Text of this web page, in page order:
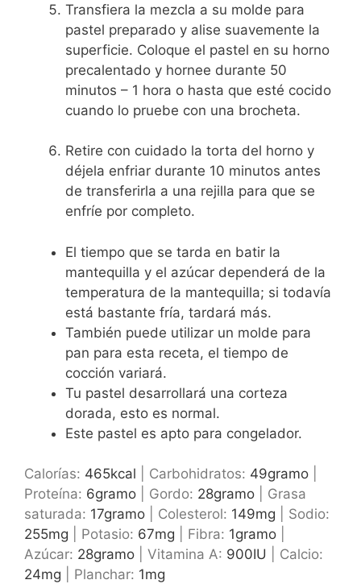
Transfiera la mezcla a su molde para
pastel preparado y alise suavemente la
superficie. Coloque el pastel en su horno
precalentado y hornee durante 50
minutos – 1 hora o hasta que esté cocido
cuando lo pruebe con una brocheta.
Retire con cuidado la torta del horno y
déjela enfriar durante 10 minutos antes
de transferirla a una rejilla para que se
enfríe por completo.
El tiempo que se tarda en batir la
mantequilla y el azúcar dependerá de la
temperatura de la mantequilla; si todavía
está bastante fría, tardará más.
También puede utilizar un molde para
pan para esta receta, el tiempo de
cocción variará.
Tu pastel desarrollará una corteza
dorada, esto es normal.
Este pastel es apto para congelador.
Calorías: 465kcal Carbohidratos: 49gramo
Proteína: 6gramo Gordo: 28gramo
Grasa
saturada: 17gramo Colesterol: 149mg
Sodio:
255mg Potasio: 67mg Fibra: 1gramo
Azúcar: 28gramo Vitamina A: 900IU
Calcio:
24mg Planchar: 1mg